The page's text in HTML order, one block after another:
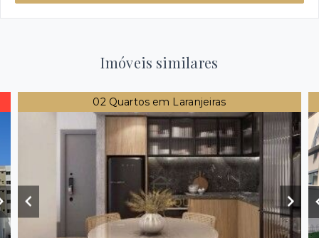
Imóveis similares
02 Quartos em Laranjeiras